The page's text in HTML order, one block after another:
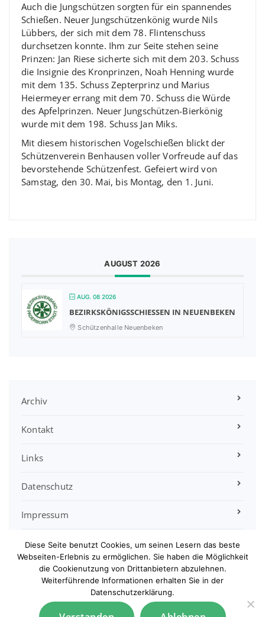
Auch die Jungschützen sorgten für ein spannendes
Schießen. Neuer Jungschützenkönig wurde Nils
Lübbers, der sich mit dem 78. Flintenschuss
durchsetzen konnte. Ihm zur Seite stehen seine
Prinzen: Jan Riese sicherte sich mit dem 203. Schuss
die Insignie des Kronprinzen, Noah Henning wurde
mit dem 135. Schuss Zepterprinz und Marius
Heiermeyer errang mit dem 70. Schuss die Würde
des Apfelprinzen. Neuer Jungschützen-Bierkönig
wurde mit dem 198. Schuss Jan Miks.
Mit diesem historischen Vogelschießen blickt der
Schützenverein Benhausen voller Vorfreude auf das
bevorstehende Schützenfest. Gefeiert wird von
Samstag, den 30. Mai, bis Montag, den 1. Juni.
AUGUST 2026
AUG. 08 2026
BEZIRKSKÖNIGSSCHIESSEN IN NEUENBEKEN
Schützenhalle Neuenbeken
Archiv
Kontakt
Links
Datenschutz
Impressum
Satzung
Sitemap
Diese Seite benutzt Cookies, um seinen Lesern das beste
Webseiten-Erlebnis zu ermöglichen. Sie haben die Möglichkeit
die Cookienutzung von Drittanbietern abzulehnen.
Weiterführende Informationen erhalten Sie in der
Datenschutzerklärung.